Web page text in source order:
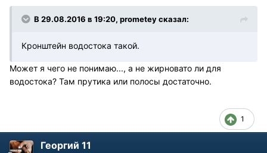
В 29.08.2016 в 19:20, prometey сказал:
Кронштейн водостока такой.
Может я чего не понимаю..., а не жирновато ли для
водостока? Там прутика или полосы достаточно.
1
Георгий 11